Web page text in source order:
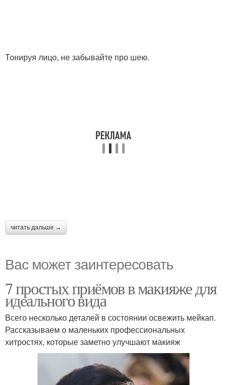
Тонируя лицо, не забывайте про шею.
читать дальше →
Вас может заинтересовать
7 простых приёмов в макияже для
идеального вида
Всего несколько деталей в состоянии освежить мейкап.
Рассказываем о маленьких профессиональных
хитростях, которые заметно улучшают макияж